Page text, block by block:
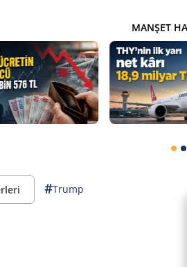
MANŞET
#Trump